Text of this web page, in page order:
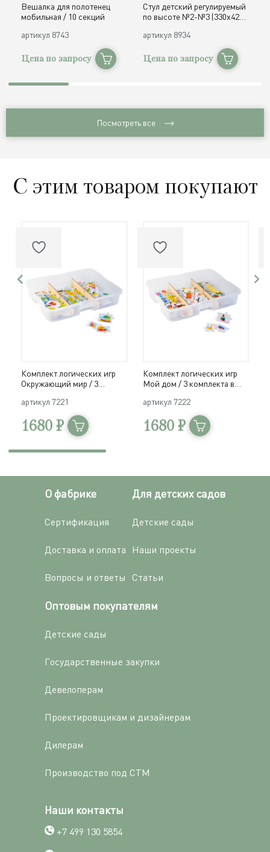
Вешалка для полотенец
мобильная / 10 секций
артикул 8743
Цена по запросу
Стул детский регулируемый
по высоте №2-№3 (330х420,
артикул 8934
Цена по запросу
Посмотреть все
С этим товаром покупают
Комплект логических игр
Окружающий мир / 3
хранения Игротека
артикул 7221
1680 ₽
Комплект логических игр
Мой дом / 3 комплекта в
артикул 7222
1680 ₽
О фабрике
Сертификация
Доставка и оплата
Вопросы и ответы
Для детских садов
Детские сады
Наши проекты
Статьи
Оптовым покупателям
Детские сады
Государственные закупки
Девелоперам
Проектировщикам и дизайнерам
Дилерам
Производство под СТМ
Наши контакты
+7 499 130 5854